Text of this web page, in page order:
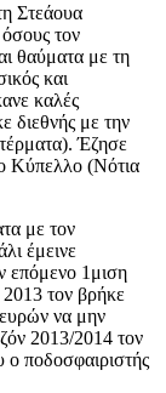
Στεάουα
τον
θαύματα με τη
και
καλές
διεθνής με την
Έζησε
Κύπελλο (Νότια
με τον
έμεινε
επόμενο 1μιση
τον βρήκε
να μην
2013/2014 τον
ποδοσφαιριστής